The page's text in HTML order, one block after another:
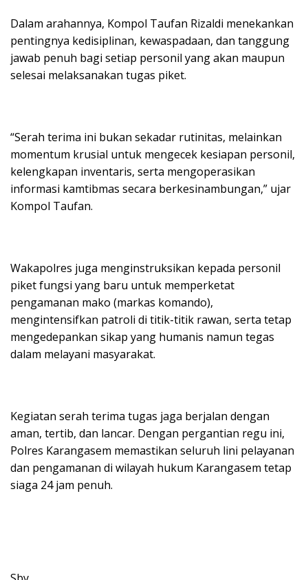
Dalam arahannya, Kompol Taufan Rizaldi menekankan
pentingnya kedisiplinan, kewaspadaan, dan tanggung
jawab penuh bagi setiap personil yang akan maupun
selesai melaksanakan tugas piket.
“Serah terima ini bukan sekadar rutinitas, melainkan
momentum krusial untuk mengecek kesiapan personil,
kelengkapan inventaris, serta mengoperasikan
informasi kamtibmas secara berkesinambungan,” ujar
Kompol Taufan.
Wakapolres juga menginstruksikan kepada personil
piket fungsi yang baru untuk memperketat
pengamanan mako (markas komando),
mengintensifkan patroli di titik-titik rawan, serta tetap
mengedepankan sikap yang humanis namun tegas
dalam melayani masyarakat.
Kegiatan serah terima tugas jaga berjalan dengan
aman, tertib, dan lancar. Dengan pergantian regu ini,
Polres Karangasem memastikan seluruh lini pelayanan
dan pengamanan di wilayah hukum Karangasem tetap
siaga 24 jam penuh.